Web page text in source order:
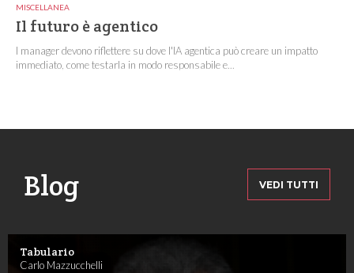
MISCELLANEA
Il futuro è agentico
I manager devono riflettere su dove l'IA agentica può creare un impatto
immediato, come testarla in modo responsabile e...
Blog VEDI TUTTI
Tabulario
Carlo Mazzucchelli